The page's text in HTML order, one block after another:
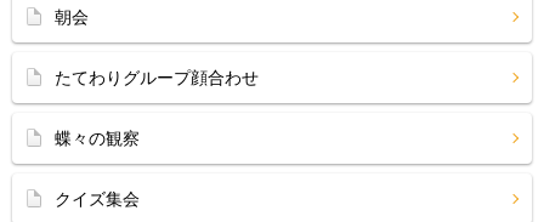
朝会
たてわりグループ顔合わせ
蝶々の観察
クイズ集会